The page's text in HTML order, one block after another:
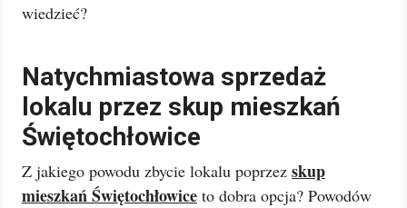
wiedzieć?
Natychmiastowa sprzedaż
lokalu przez skup mieszkań
Świętochłowice
Z jakiego powodu zbycie lokalu poprzez skup
mieszkań Świętochłowice to dobra opcja? Powodów